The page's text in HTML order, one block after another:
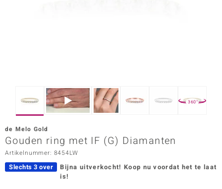
in Berlin
Vogue
in Italy
360°
de Melo Gold
Gouden ring met IF (G) Diamanten
Artikelnummer: 8454LW
Slechts 3 over Bijna uitverkocht! Koop nu voordat het te laat
is!